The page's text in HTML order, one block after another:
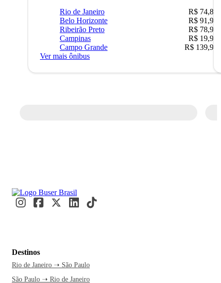
Rio de Janeiro
R$ 74,80
Belo Horizonte
R$ 91,90
Ribeirão Preto
R$ 78,90
Campinas
R$ 19,90
Campo Grande
R$ 139,90
Ver mais ônibus
Destinos
Rio de Janeiro ➝ São Paulo
São Paulo ➝ Rio de Janeiro